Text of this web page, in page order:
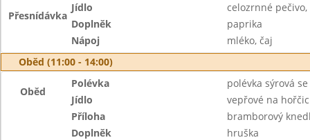
Přesnídávka
Jídlo
celozrnné
Doplněk
paprika
Nápoj
mléko, čaj
Oběd (11:00 - 14:00)
Oběd
Polévka
polévka sýrová
Jídlo
vepřové na
Příloha
bramborový
Doplněk
hruška